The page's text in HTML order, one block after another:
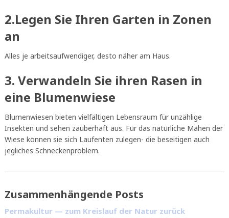
2.Legen Sie Ihren Garten in Zonen
an
Alles je arbeitsaufwendiger, desto näher am Haus.
3. Verwandeln Sie ihren Rasen in
eine Blumenwiese
Blumenwiesen bieten vielfältigen Lebensraum für unzählige
Insekten und sehen zauberhaft aus. Für das natürliche Mähen der
Wiese können sie sich Laufenten zulegen- die beseitigen auch
jegliches Schneckenproblem.
Zusammenhängende Posts
Permakultur — zum Kreislauf der Natur zurück